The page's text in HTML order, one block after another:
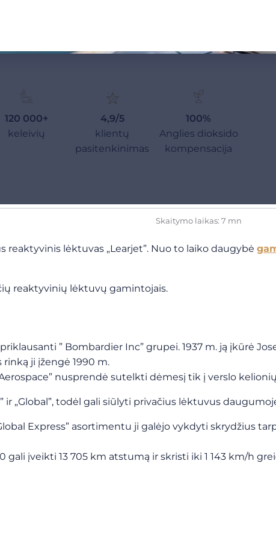
120 000+
keleivių
4,9/5
klientų
pasitenkinimas
100%
Anglies dioksido
kompensacija
Skaitymo laikas: 7 mn
reaktyvinis lėktuvas „Learjet”. Nuo to laiko daugybė
reaktyvinių lėktuvų gamintojais.
” Bombardier Inc” grupei. 1937 m. ją įkūrė
rinką ji įžengė 1990 m.
nusprendė sutelkti dėmesį tik į verslo
ir „Global”, todėl gali siūlyti privačius lėktuvus
Express” asortimentu ji galėjo vykdyti skrydžius
gali įveikti 13 705 km atstumą ir skristi iki 1 143 km/h